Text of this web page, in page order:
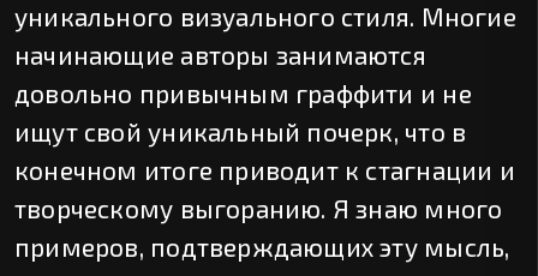
уникального визуального стиля. Многие
начинающие авторы занимаются
довольно привычным граффити и не
ищут свой уникальный почерк, что в
конечном итоге приводит к стагнации и
творческому выгоранию. Я знаю много
примеров, подтверждающих эту мысль,